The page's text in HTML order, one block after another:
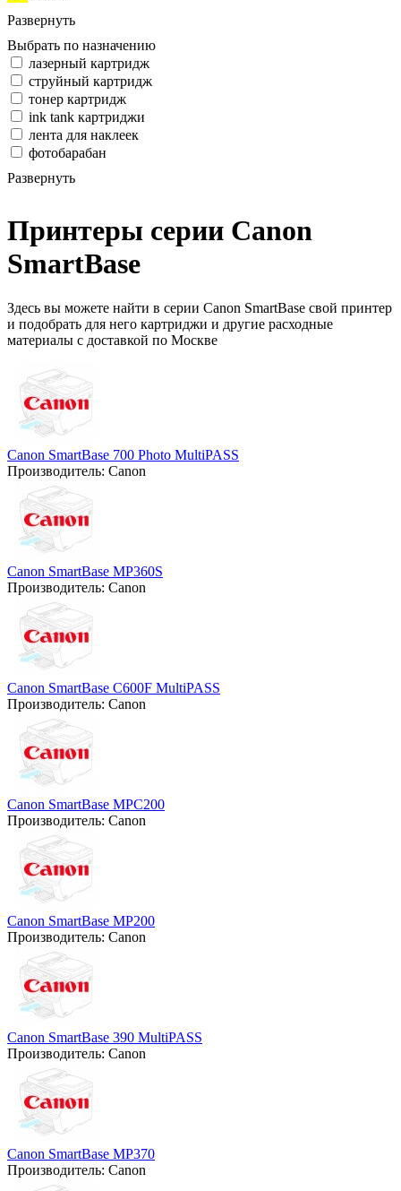
Развернуть
Выбрать по назначению
лазерный картридж
струйный картридж
тонер картридж
ink tank картриджи
лента для наклеек
фотобарабан
Развернуть
Принтеры серии Canon
SmartBase
Здесь вы можете найти в серии Canon SmartBase свой принтер
и подобрать для него картриджи и другие расходные
материалы с доставкой по Москве
Canon SmartBase 700 Photo MultiPASS
Производитель: Canon
Canon SmartBase MP360S
Производитель: Canon
Canon SmartBase C600F MultiPASS
Производитель: Canon
Canon SmartBase MPC200
Производитель: Canon
Canon SmartBase MP200
Производитель: Canon
Canon SmartBase 390 MultiPASS
Производитель: Canon
Canon SmartBase MP370
Производитель: Canon